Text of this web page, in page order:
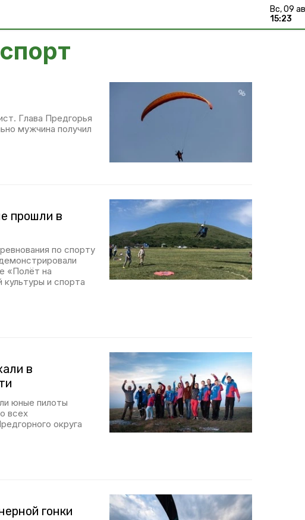
вс, 09
15:23
Глава Предгорья
мужчина получил
прошли в
по спорту
«Полёт на
и спорта
в
юные пилоты
всех
округа
гонки